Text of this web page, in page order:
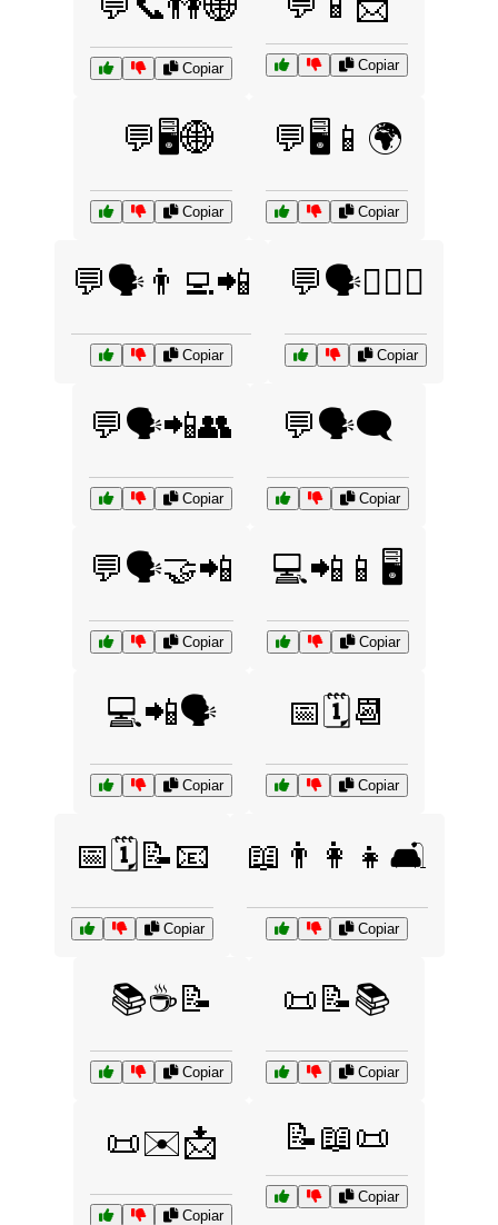
Copiar Copiar
💬🖥️🌐
Copiar
💬🖥️📱🌍
Copiar
💬🗣️👨‍💻📲
Copiar
💬🗣️👩‍❤️‍👨
Copiar
💬🗣️📲👥
Copiar
💬🗣️🗨️
Copiar
💬🗣️🤝📲
Copiar
💻📲📱🖥️
Copiar
💻📲🗣️
Copiar
📅🗓️📆
Copiar
📅🗓️📝📧
Copiar
📖👨‍👩‍👧🛋️
Copiar
📚☕📝
Copiar
📜📝📚
Copiar
📜✉️📩
Copiar
📝📖📜
Copiar